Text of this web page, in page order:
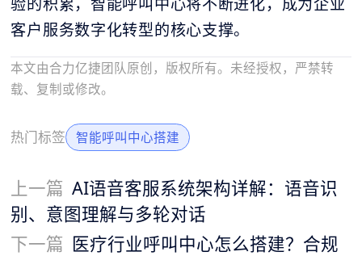
客户服务数字化转型的核心支撑。
本文由合力亿捷团队原创，版权所有。未经授权，严禁转
载、复制或修改。
热门标签 智能呼叫中心搭建
上一篇 AI语音客服系统架构详解：语音识
别、意图理解与多轮对话
下一篇 医疗行业呼叫中心怎么搭建？合规